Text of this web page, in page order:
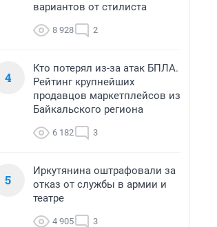
вариантов от стилиста
8 928 2
4
Кто потерял из-за атак БПЛА.
Рейтинг крупнейших
продавцов маркетплейсов из
Байкальского региона
6 182 3
5
Иркутянина оштрафовали за
отказ от службы в армии и
театре
4 905 3